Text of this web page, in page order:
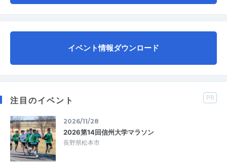
イベント情報ダウンロード
注目のイベント PR
2026/11/28
2026第14回信州大学マラソン
長野県松本市